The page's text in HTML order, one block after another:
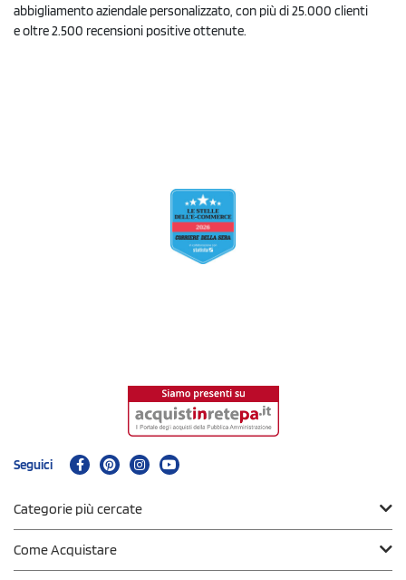
abbigliamento aziendale personalizzato, con più di 25.000 clienti
e oltre 2.500 recensioni positive ottenute.
Seguici
Categorie più cercate
Come Acquistare